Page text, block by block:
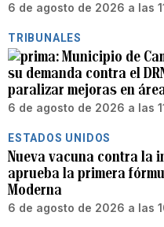
6 de agosto de 2026 a las
TRIBUNALES
Municipio de
su demanda contra el
paralizar mejoras en
6 de agosto de 2026 a las
ESTADOS UNIDOS
Nueva vacuna contra la
aprueba la primera
Moderna
6 de agosto de 2026 a las